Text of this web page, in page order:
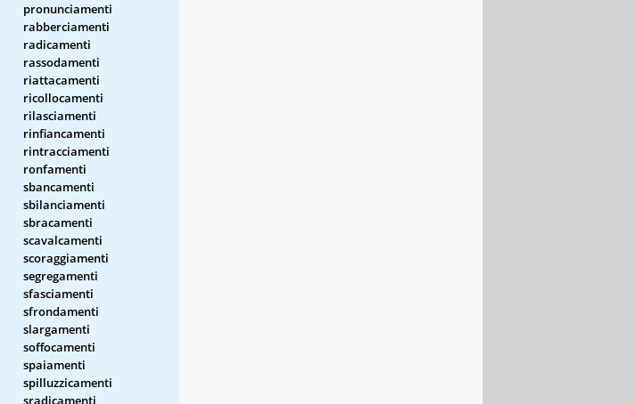
pronunciamenti
rabberciamenti
radicamenti
rassodamenti
riattacamenti
ricollocamenti
rilasciamenti
rinfiancamenti
rintracciamenti
ronfamenti
sbancamenti
sbilanciamenti
sbracamenti
scavalcamenti
scoraggiamenti
segregamenti
sfasciamenti
sfrondamenti
slargamenti
soffocamenti
spaiamenti
spilluzzicamenti
sradicamenti